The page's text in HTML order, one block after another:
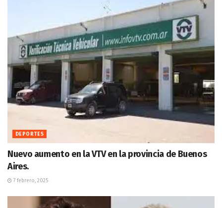
DEPORTES
Nuevo aumento en la VTV en la provincia de Buenos
Aires.
7 febrero, 2025